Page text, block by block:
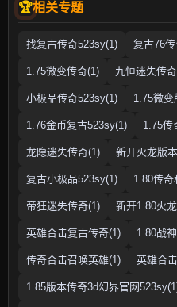
相关专题
找复古传奇523sy(1) 复古76
1.75微变传奇(1) 九恒迷失传
小极品传奇523sy(1) 1.75微变
1.76金币复古523sy(1) 1.75传
龙隐迷失传奇(1) 新开火龙版
复古小极品523sy(1) 1.80传奇
帝狂迷失传奇(1) 新开1.80火
英雄合击复古传奇(1) 1.80战
传奇合击召唤英雄(1) 英雄合
1.85版本传奇3d幻界官网